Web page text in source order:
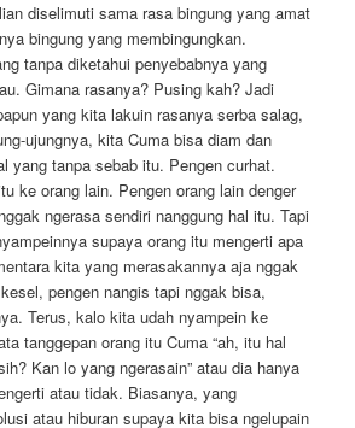
diselimuti sama rasa bingung yang amat
bingung yang membingungkan.
tanpa diketahui penyebabnya yang
Gimana rasanya? Pusing kah? Jadi
yang kita lakuin rasanya serba salag,
ujungnya, kita Cuma bisa diam dan
yang tanpa sebab itu. Pengen curhat.
ke orang lain. Pengen orang lain denger
ngerasa sendiri nanggung hal itu. Tapi
supaya orang itu mengerti apa
kita yang merasakannya aja nggak
pengen nangis tapi nggak bisa,
Terus, kalo kita udah nyampein ke
tanggepan orang itu Cuma “ah, itu hal
Kan lo yang ngerasain” atau dia hanya
atau tidak. Biasanya, yang
atau hiburan supaya kita bisa ngelupain